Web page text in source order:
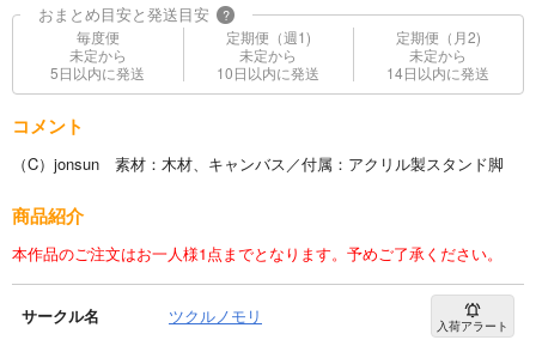
おまとめ目安と発送目安 ?
毎度便
未定から
5日以内に発送
定期便（週1)
未定から
10日以内に発送
定期便（月2)
未定から
14日以内に発送
コメント
（C）jonsun 素材：木材、キャンバス／付属：アクリル製スタンド脚
商品紹介
本作品のご注文はお一人様1点までとなります。予めご了承ください。
サークル名 ツクルノモリ 入荷アラート